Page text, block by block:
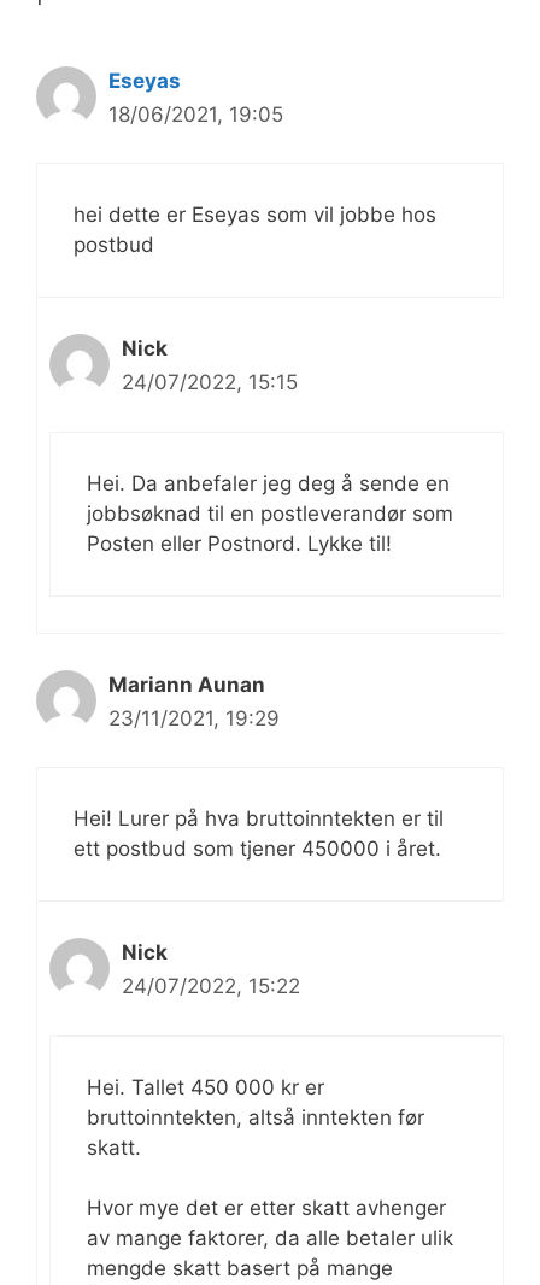
Eseyas
18/06/2021, 19:05
hei dette er Eseyas som vil jobbe hos
postbud
Nick
24/07/2022, 15:15
Hei. Da anbefaler jeg deg å sende en
jobbsøknad til en postleverandør som
Posten eller Postnord. Lykke til!
Mariann Aunan
23/11/2021, 19:29
Hei! Lurer på hva bruttoinntekten er til
ett postbud som tjener 450000 i året.
Nick
24/07/2022, 15:22
Hei. Tallet 450 000 kr er
bruttoinntekten, altså inntekten før
skatt.
Hvor mye det er etter skatt avhenger
av mange faktorer, da alle betaler ulik
mengde skatt basert på mange